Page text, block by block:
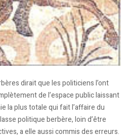
dirait que les politiciens l’ont
de l’espace public laissant
la plus totale qui fait l’affaire du
politique berbère, loin d’être
a elle aussi commis des erreurs.